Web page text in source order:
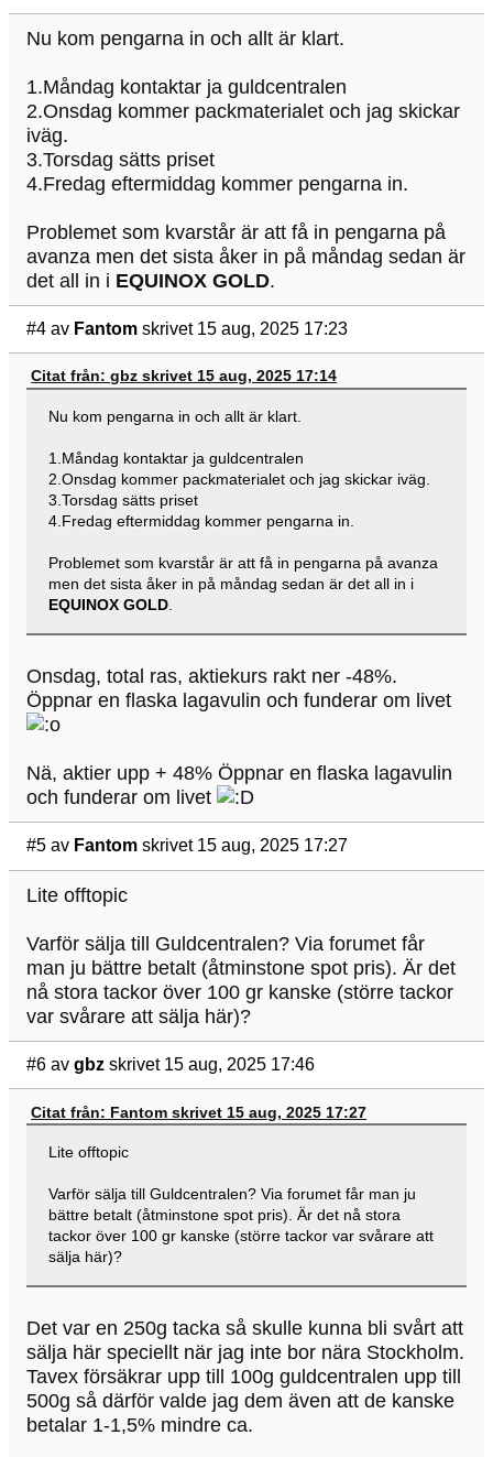
Nu kom pengarna in och allt är klart.
1.Måndag kontaktar ja guldcentralen
2.Onsdag kommer packmaterialet och jag skickar
iväg.
3.Torsdag sätts priset
4.Fredag eftermiddag kommer pengarna in.
Problemet som kvarstår är att få in pengarna på
avanza men det sista åker in på måndag sedan är
det all in i EQUINOX GOLD.
#4 av Fantom skrivet 15 aug, 2025 17:23
Citat från: gbz skrivet 15 aug, 2025 17:14
Nu kom pengarna in och allt är klart.
1.Måndag kontaktar ja guldcentralen
2.Onsdag kommer packmaterialet och jag skickar iväg.
3.Torsdag sätts priset
4.Fredag eftermiddag kommer pengarna in.
Problemet som kvarstår är att få in pengarna på avanza
men det sista åker in på måndag sedan är det all in i
EQUINOX GOLD.
Onsdag, total ras, aktiekurs rakt ner -48%.
Öppnar en flaska lagavulin och funderar om livet
Nä, aktier upp + 48% Öppnar en flaska lagavulin
och funderar om livet
#5 av Fantom skrivet 15 aug, 2025 17:27
Lite offtopic
Varför sälja till Guldcentralen? Via forumet får
man ju bättre betalt (åtminstone spot pris). Är det
nå stora tackor över 100 gr kanske (större tackor
var svårare att sälja här)?
#6 av gbz skrivet 15 aug, 2025 17:46
Citat från: Fantom skrivet 15 aug, 2025 17:27
Lite offtopic
Varför sälja till Guldcentralen? Via forumet får man ju
bättre betalt (åtminstone spot pris). Är det nå stora
tackor över 100 gr kanske (större tackor var svårare att
sälja här)?
Det var en 250g tacka så skulle kunna bli svårt att
sälja här speciellt när jag inte bor nära Stockholm.
Tavex försäkrar upp till 100g guldcentralen upp till
500g så därför valde jag dem även att de kanske
betalar 1-1,5% mindre ca.